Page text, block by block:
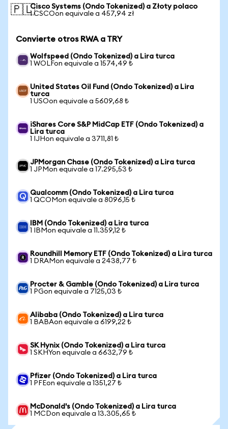
🇵🇱Cisco Systems (Ondo Tokenized) a Złoty polaco
1 CSCOon equivale a 457,94 zł
Convierte otros RWA a TRY
Wolfspeed (Ondo Tokenized) a Lira turca
1 WOLFon equivale a 1574,49 ₺
United States Oil Fund (Ondo Tokenized) a Lira
turca
1 USOon equivale a 5609,68 ₺
iShares Core S&P MidCap ETF (Ondo Tokenized) a
Lira turca
1 IJHon equivale a 3711,81 ₺
JPMorgan Chase (Ondo Tokenized) a Lira turca
1 JPMon equivale a 17.295,53 ₺
Qualcomm (Ondo Tokenized) a Lira turca
1 QCOMon equivale a 8096,15 ₺
IBM (Ondo Tokenized) a Lira turca
1 IBMon equivale a 11.359,12 ₺
Roundhill Memory ETF (Ondo Tokenized) a Lira turca
1 DRAMon equivale a 2438,77 ₺
Procter & Gamble (Ondo Tokenized) a Lira turca
1 PGon equivale a 7125,03 ₺
Alibaba (Ondo Tokenized) a Lira turca
1 BABAon equivale a 6199,22 ₺
SK Hynix (Ondo Tokenized) a Lira turca
1 SKHYon equivale a 6632,79 ₺
Pfizer (Ondo Tokenized) a Lira turca
1 PFEon equivale a 1351,27 ₺
McDonald's (Ondo Tokenized) a Lira turca
1 MCDon equivale a 13.305,65 ₺